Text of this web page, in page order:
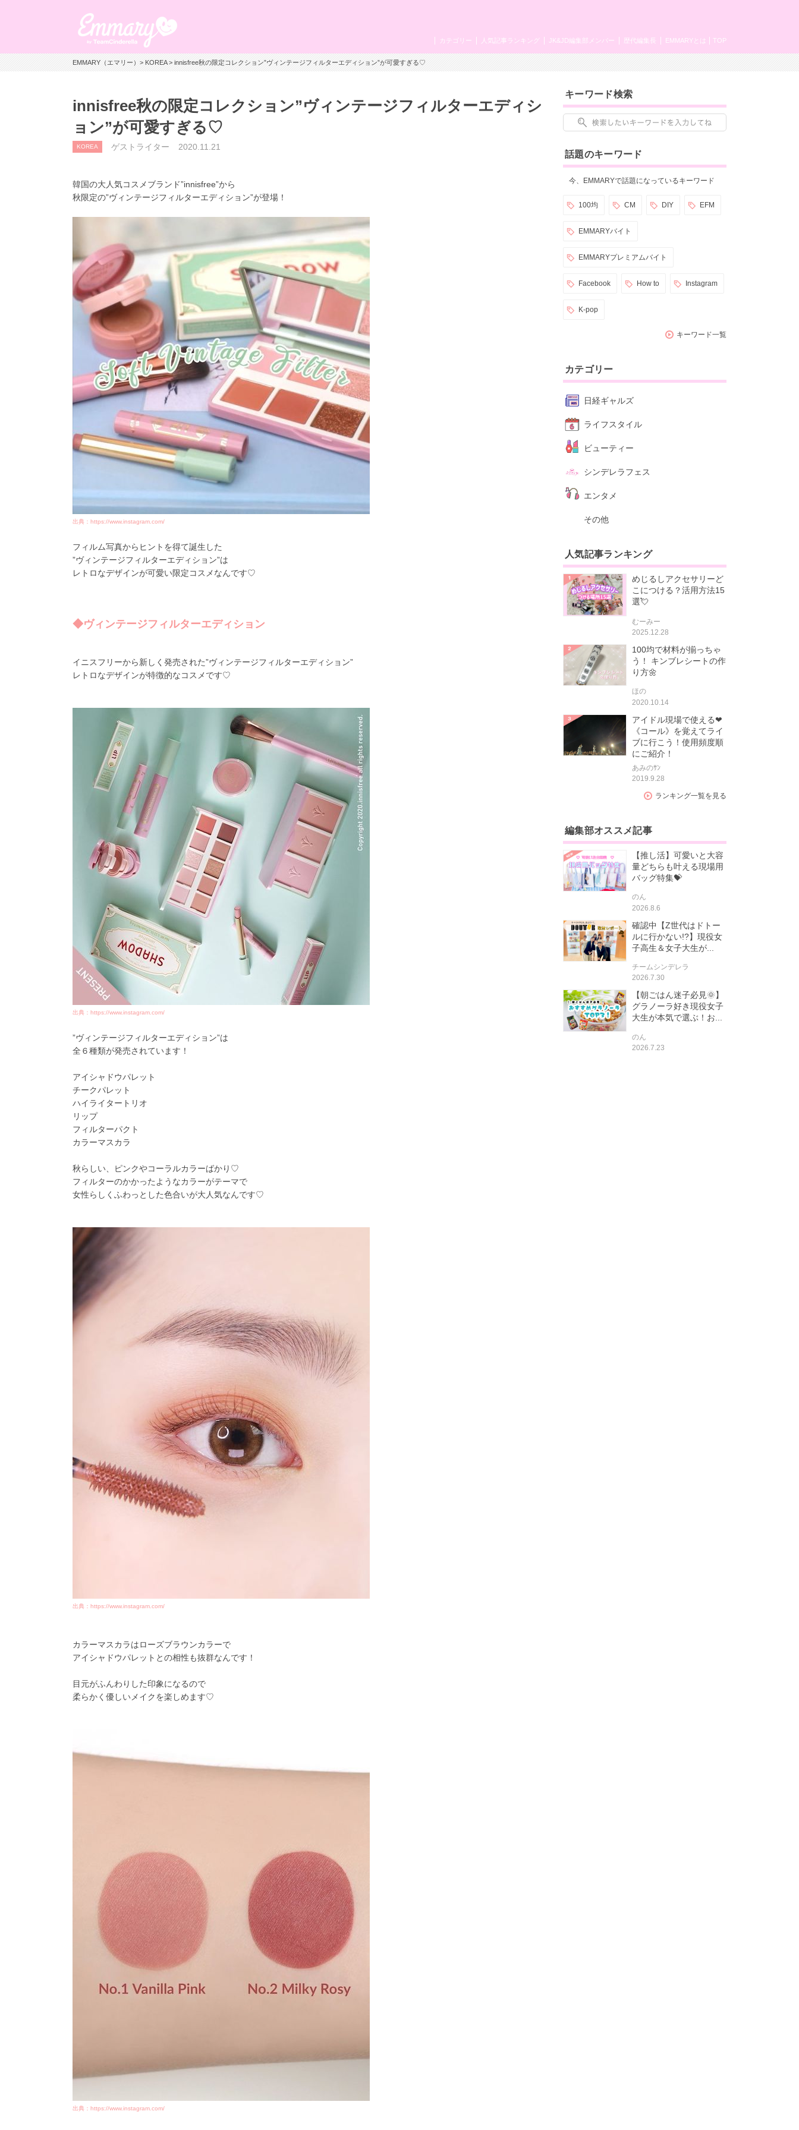
TOP
EMMARYとは
歴代編集長
JK&JD編集部メンバー
人気記事ランキング
カテゴリー
EMMARY（エマリー）>KOREA> innisfree秋の限定コレクション”ヴィンテージフィルターエディション”が可愛すぎる♡
innisfree秋の限定コレクション”ヴィンテージフィルターエディシ
ョン”が可愛すぎる♡
KOREA ゲストライター 2020.11.21
韓国の大人気コスメブランド”innisfree”から
秋限定の”ヴィンテージフィルターエディション”が登場！
出典：https://www.instagram.com/
フィルム写真からヒントを得て誕生した
”ヴィンテージフィルターエディション”は
レトロなデザインが可愛い限定コスメなんです♡
◆ヴィンテージフィルターエディション
イニスフリーから新しく発売された”ヴィンテージフィルターエディション”
レトロなデザインが特徴的なコスメです♡
出典：https://www.instagram.com/
”ヴィンテージフィルターエディション”は
全６種類が発売されています！
アイシャドウパレット
チークパレット
ハイライタートリオ
リップ
フィルターパクト
カラーマスカラ
秋らしい、ピンクやコーラルカラーばかり♡
フィルターのかかったようなカラーがテーマで
女性らしくふわっとした色合いが大人気なんです♡
出典：https://www.instagram.com/
カラーマスカラはローズブラウンカラーで
アイシャドウパレットとの相性も抜群なんです！
目元がふんわりした印象になるので
柔らかく優しいメイクを楽しめます♡
出典：https://www.instagram.com/
キーワード検索
話題のキーワード
今、EMMARYで話題になっているキーワード
100均 CM DIY EFM
EMMARYバイト
EMMARYプレミアムバイト
Facebook How to Instagram
K-pop
キーワード一覧
カテゴリー
日経ギャルズ
ライフスタイル
ビューティー
シンデレラフェス
エンタメ
その他
人気記事ランキング
めじるしアクセサリーど
こにつける？活用方法15
選💘
むーみー
2025.12.28
100均で材料が揃っちゃ
う！ キンブレシートの作
り方🌼
ほの
2020.10.14
アイドル現場で使える❤
《コール》を覚えてライ
ブに行こう！使用頻度順
にご紹介！
あみのｻﾝ
2019.9.28
ランキング一覧を見る
編集部オススメ記事
【推し活】可愛いと大容
量どちらも叶える現場用
バッグ特集💝
のん
2026.8.6
確認中【Z世代はドトー
ルに行かない!?】現役女
子高生＆女子大生が...
チームシンデレラ
2026.7.30
【朝ごはん迷子必見🌞】
グラノーラ好き現役女子
大生が本気で選ぶ！お...
のん
2026.7.23